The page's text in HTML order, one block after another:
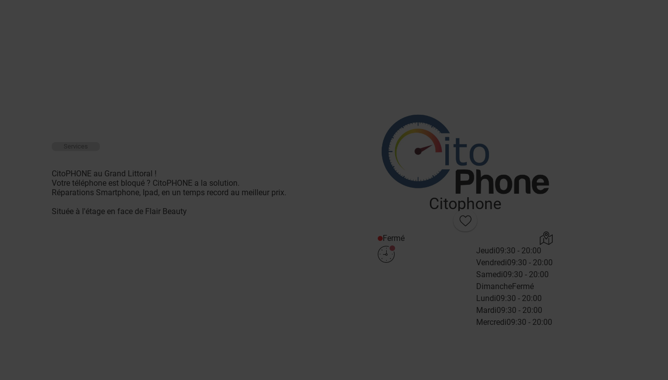
Citophone
Fermé
Jeudi09:30 - 20:00
Vendredi09:30 - 20:00
Samedi09:30 - 20:00
DimancheFermé
Lundi09:30 - 20:00
Mardi09:30 - 20:00
Mercredi09:30 - 20:00
Services
CitoPHONE au Grand Littoral !
Votre téléphone est bloqué ? CitoPHONE a la solution.
Réparations Smartphone, Ipad, en un temps record au meilleur prix.
Située à l'étage en face de Flair Beauty